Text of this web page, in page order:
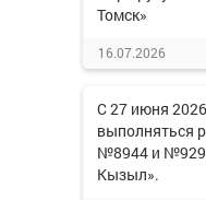
Томск»
16.07.2026
С 27 июня
выполняться
№8944 и
Кызыл».